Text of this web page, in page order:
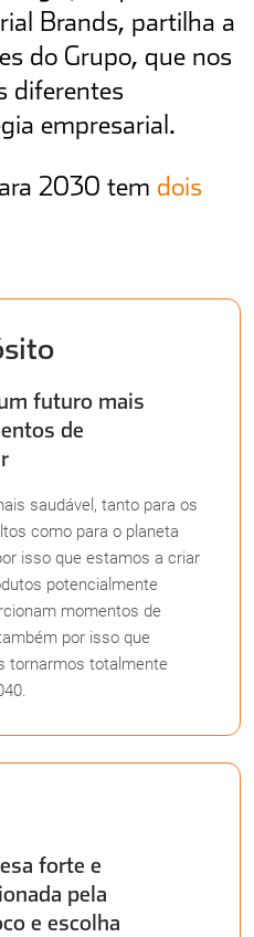
Brands, partilha a
do Grupo, que nos
diferentes
empresarial.
2030 tem dois
futuro mais
de
saudável, tanto para os
como para o planeta
isso que estamos a criar
potencialmente
momentos de
por isso que
tornarmos totalmente
forte e
pela
e escolha